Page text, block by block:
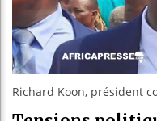
Richard Koon, président